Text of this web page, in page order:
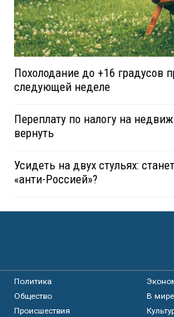
Похолодание до +16 градусов
следующей неделе
Переплату по налогу на
вернуть
Усидеть на двух стульях:
«анти-Россией»?
Политика
Общество
В мире
Происшествия